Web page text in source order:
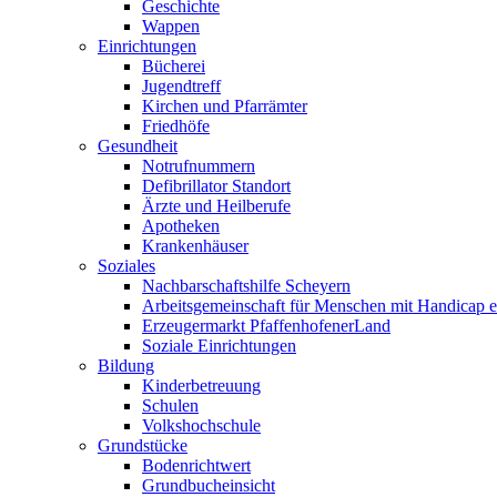
Geschichte
Wappen
Einrichtungen
Bücherei
Jugendtreff
Kirchen und Pfarrämter
Friedhöfe
Gesundheit
Notrufnummern
Defibrillator Standort
Ärzte und Heilberufe
Apotheken
Krankenhäuser
Soziales
Nachbarschaftshilfe Scheyern
Arbeitsgemeinschaft für Menschen mit Handicap
Erzeugermarkt PfaffenhofenerLand
Soziale Einrichtungen
Bildung
Kinderbetreuung
Schulen
Volkshochschule
Grundstücke
Bodenrichtwert
Grundbucheinsicht